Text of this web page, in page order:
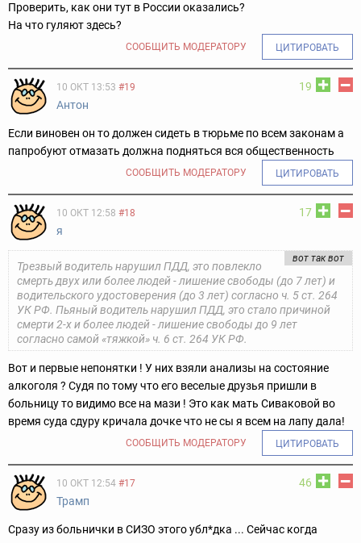
Проверить, как они тут в России оказались?
На что гуляют здесь?
СООБЩИТЬ МОДЕРАТОРУ ЦИТИРОВАТЬ
19
10 ОКТ 13:53 #19
Антон
Если виновен он то должен сидеть в тюрьме по всем законам а
папробуют отмазать должна подняться вся общественность
СООБЩИТЬ МОДЕРАТОРУ ЦИТИРОВАТЬ
17
10 ОКТ 12:58 #18
я
вот так вот
Трезвый водитель нарушил ПДД, это повлекло
смерть двух или более людей - лишение свободы (до 7 лет) и
водительского удостоверения (до 3 лет) согласно ч. 5 ст. 264
УК РФ. Пьяный водитель нарушил ПДД, это стало причиной
смерти 2-х и более людей - лишение свободы до 9 лет
согласно самой «тяжкой» ч. 6 ст. 264 УК РФ.
Вот и первые непонятки ! У них взяли анализы на состояние
алкоголя ? Судя по тому что его веселые друзья пришли в
больницу то видимо все на мази ! Это как мать Сиваковой во
время суда сдуру кричала дочке что не сы я всем на лапу дала!
СООБЩИТЬ МОДЕРАТОРУ ЦИТИРОВАТЬ
46
10 ОКТ 12:54 #17
Трамп
Сразу из больнички в СИЗО этого убл*дка ... Сейчас когда